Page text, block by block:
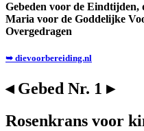
Gebeden voor de Eindtijden,
Maria voor de Goddelijke
Overgedragen
➥ dievoorbereiding.nl
◂ Gebed Nr. 1 ▸
Rosenkrans voor